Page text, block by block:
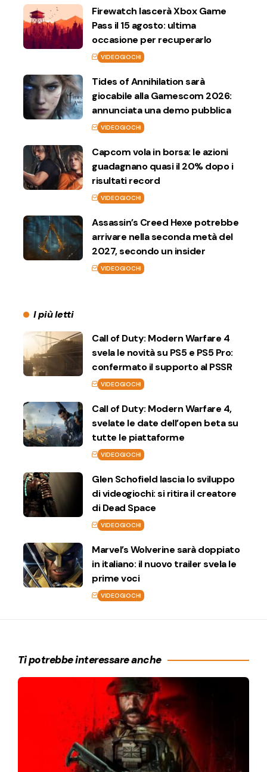
Firewatch lascerà Xbox Game
Pass il 15 agosto: ultima
occasione per recuperarlo
VIDEOGIOCHI
Tides of Annihilation sarà
giocabile alla Gamescom 2026:
annunciata una demo pubblica
VIDEOGIOCHI
Capcom vola in borsa: le azioni
guadagnano quasi il 20% dopo i
risultati record
VIDEOGIOCHI
Assassin’s Creed Hexe potrebbe
arrivare nella seconda metà del
2027, secondo un insider
VIDEOGIOCHI
I più letti
Call of Duty: Modern Warfare 4
svela le novità su PS5 e PS5 Pro:
confermato il supporto al PSSR
VIDEOGIOCHI
Call of Duty: Modern Warfare 4,
svelate le date dell’open beta su
tutte le piattaforme
VIDEOGIOCHI
Glen Schofield lascia lo sviluppo
di videogiochi: si ritira il creatore
di Dead Space
VIDEOGIOCHI
Marvel’s Wolverine sarà doppiato
in italiano: il nuovo trailer svela le
prime voci
VIDEOGIOCHI
Ti potrebbe interessare anche